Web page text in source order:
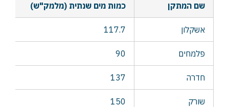
שם המתקן כמות מים שנתית (מלמק"ש)
אשקלון 117.7
פלמחים 90
חדרה 137
שורק 150